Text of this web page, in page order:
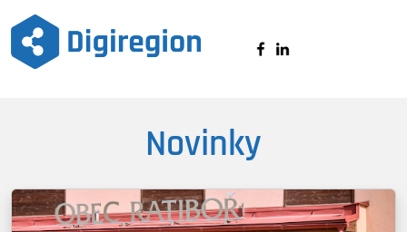
Digiregion
Novinky